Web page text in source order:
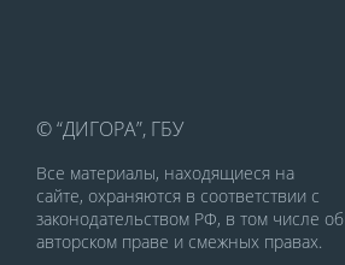
© “ДИГОРА”, ГБУ
Все материалы, находящиеся на
сайте, охраняются в соответствии с
законодательством РФ, в том числе об
авторском праве и смежных правах.